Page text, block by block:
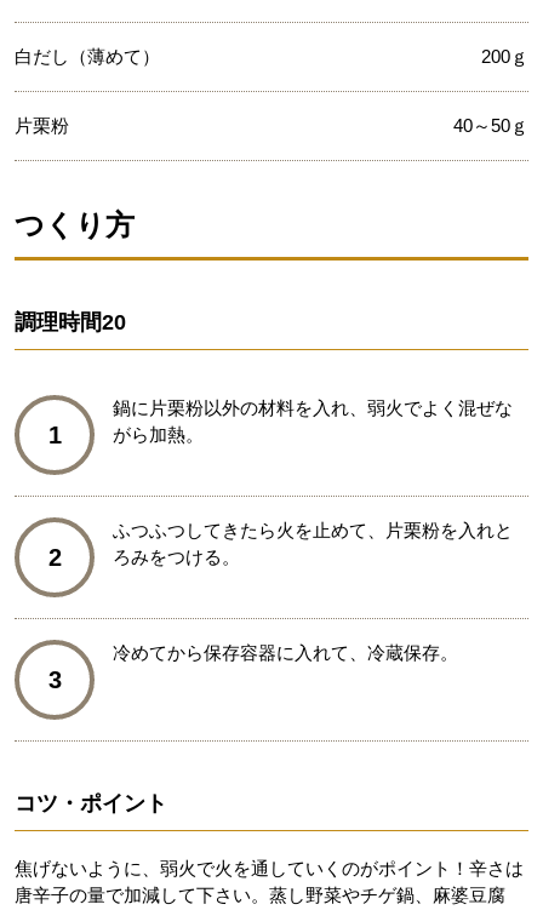
白だし（薄めて） 200ｇ
片栗粉 40～50ｇ
つくり方
調理時間20
1
鍋に片栗粉以外の材料を入れ、弱火でよく混ぜな
がら加熱。
2
ふつふつしてきたら火を止めて、片栗粉を入れと
ろみをつける。
3
冷めてから保存容器に入れて、冷蔵保存。
コツ・ポイント
焦げないように、弱火で火を通していくのがポイント！辛さは
唐辛子の量で加減して下さい。蒸し野菜やチゲ鍋、麻婆豆腐